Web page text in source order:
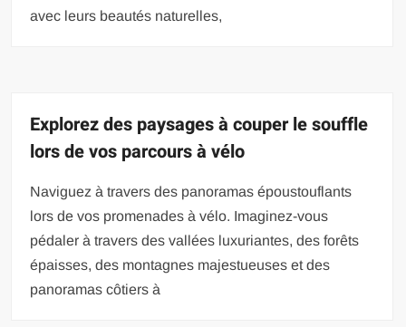
avec leurs beautés naturelles,
Explorez des paysages à couper le souffle
lors de vos parcours à vélo
Naviguez à travers des panoramas époustouflants
lors de vos promenades à vélo. Imaginez-vous
pédaler à travers des vallées luxuriantes, des forêts
épaisses, des montagnes majestueuses et des
panoramas côtiers à